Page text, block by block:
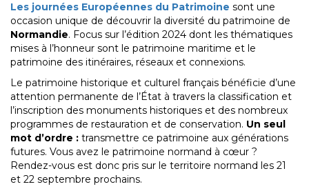
Les journées Européennes du Patrimoine sont une
occasion unique de découvrir la diversité du patrimoine de
Normandie. Focus sur l’édition 2024 dont les thématiques
mises à l’honneur sont le patrimoine maritime et le
patrimoine des itinéraires, réseaux et connexions.
Le patrimoine historique et culturel français bénéficie d’une
attention permanente de l’État à travers la classification et
l’inscription des monuments historiques et des nombreux
programmes de restauration et de conservation. Un seul
mot d’ordre : transmettre ce patrimoine aux générations
futures. Vous avez le patrimoine normand à cœur ?
Rendez-vous est donc pris sur le territoire normand les 21
et 22 septembre prochains.